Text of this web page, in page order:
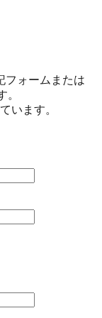
フォームまたは
います。